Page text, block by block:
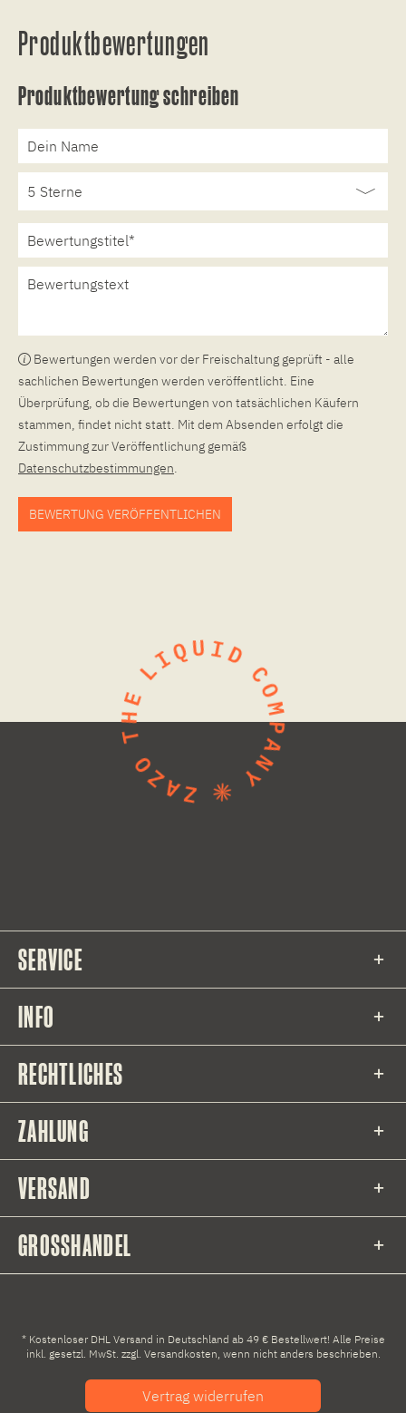
Produktbewertungen
Produktbewertung schreiben
Bewertungen werden vor der Freischaltung geprüft - alle
sachlichen Bewertungen werden veröffentlicht. Eine
Überprüfung, ob die Bewertungen von tatsächlichen Käufern
stammen, findet nicht statt. Mit dem Absenden erfolgt die
Zustimmung zur Veröffentlichung gemäß
Datenschutzbestimmungen.
BEWERTUNG VERÖFFENTLICHEN
SERVICE
INFO
RECHTLICHES
ZAHLUNG
VERSAND
GROSSHANDEL
* Kostenloser DHL Versand in Deutschland ab 49 € Bestellwert! Alle Preise
inkl. gesetzl. MwSt. zzgl. Versandkosten, wenn nicht anders beschrieben.
Vertrag widerrufen